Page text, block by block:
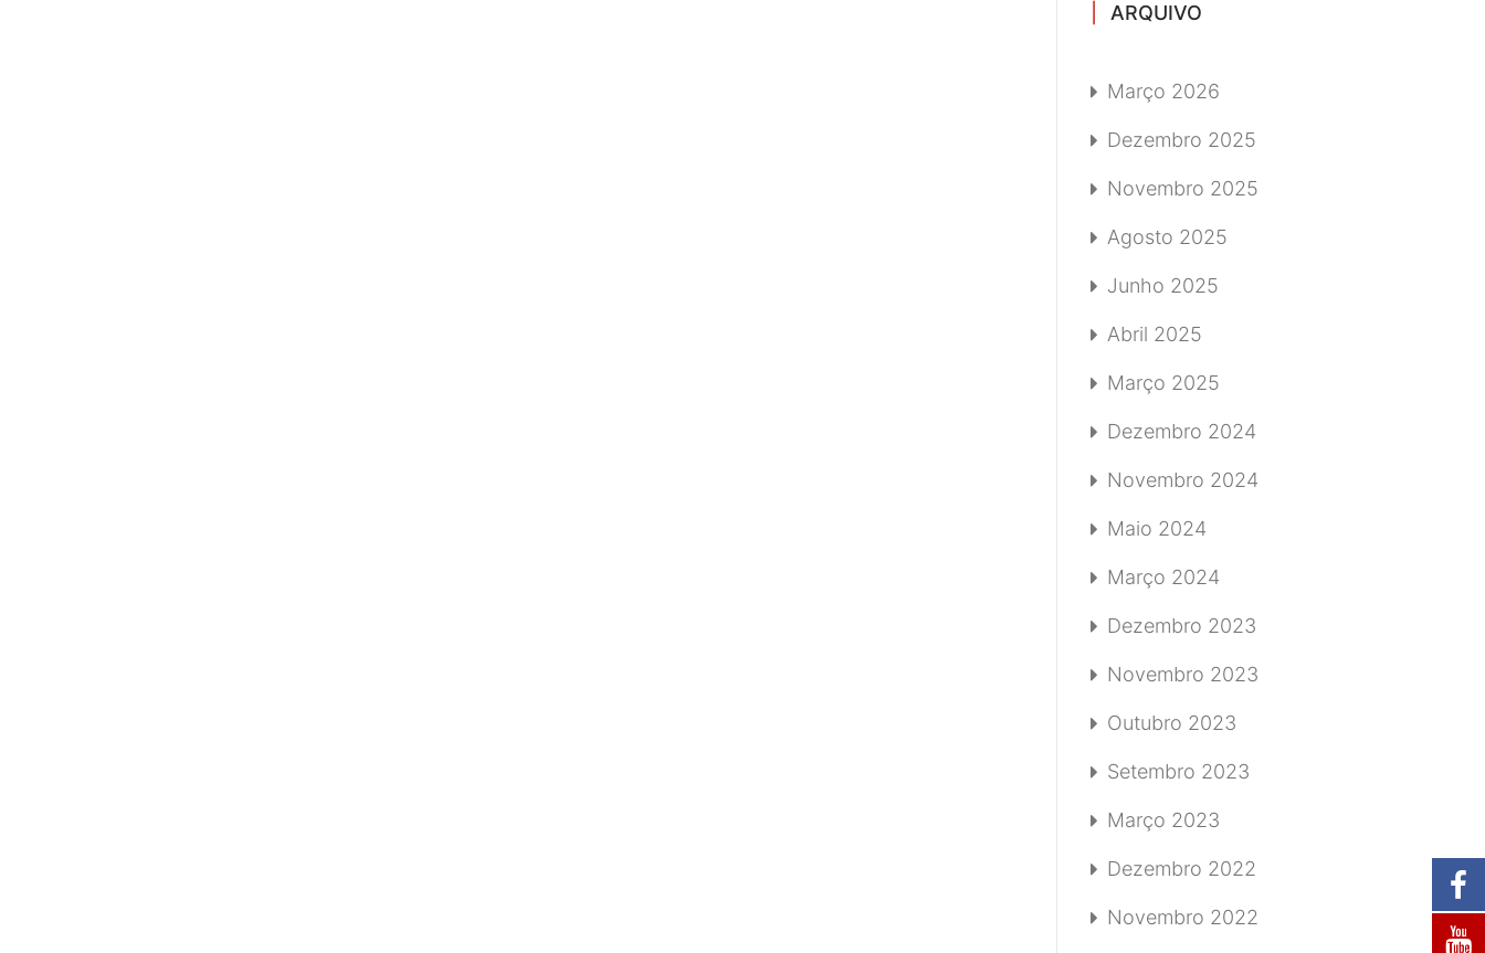
ARQUIVO
Março 2026
Dezembro 2025
Novembro 2025
Agosto 2025
Junho 2025
Abril 2025
Março 2025
Dezembro 2024
Novembro 2024
Maio 2024
Março 2024
Dezembro 2023
Novembro 2023
Outubro 2023
Setembro 2023
Março 2023
Dezembro 2022
Novembro 2022